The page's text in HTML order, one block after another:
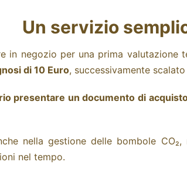
Un servizio
in negozio per una prima valutazione
di 10 Euro, successivamente
presentare un documento di
nella gestione delle bombole
nel tempo.